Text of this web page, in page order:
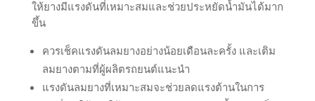
ให้ยางมีแรงดันที่เหมาะสมและช่วยประหยัดน้ำมันได้มาก
ขึ้น
ควรเช็คแรงดันลมยางอย่างน้อยเดือนละครั้ง และเติม
ลมยางตามที่ผู้ผลิตรถยนต์แนะนำ
แรงดันลมยางที่เหมาะสมจะช่วยลดแรงต้านในการ